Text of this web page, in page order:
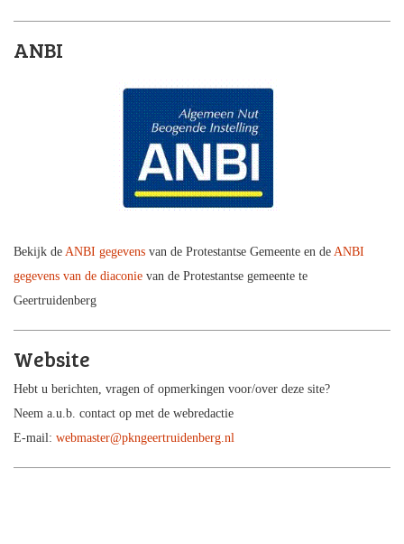
ANBI
Bekijk de ANBI gegevens van de Protestantse Gemeente en de ANBI
gegevens van de diaconie van de Protestantse gemeente te
Geertruidenberg
Website
Hebt u berichten, vragen of opmerkingen voor/over deze site?
Neem a.u.b. contact op met de webredactie
E-mail: webmaster@pkngeertruidenberg.nl